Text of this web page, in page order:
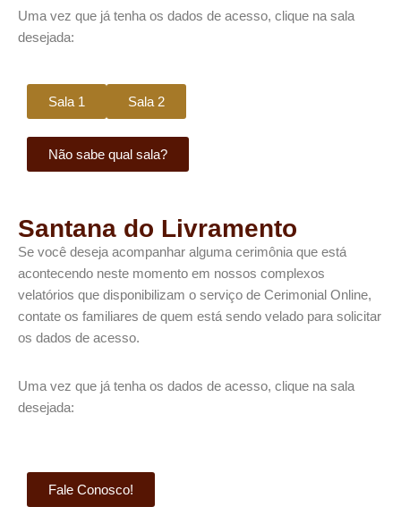
Uma vez que já tenha os dados de acesso, clique na sala
desejada:
Sala 1 Sala 2
Não sabe qual sala?
Santana do Livramento
Se você deseja acompanhar alguma cerimônia que está
acontecendo neste momento em nossos complexos
velatórios que disponibilizam o serviço de Cerimonial Online,
contate os familiares de quem está sendo velado para solicitar
os dados de acesso.​
Uma vez que já tenha os dados de acesso, clique na sala
desejada:
Fale Conosco!